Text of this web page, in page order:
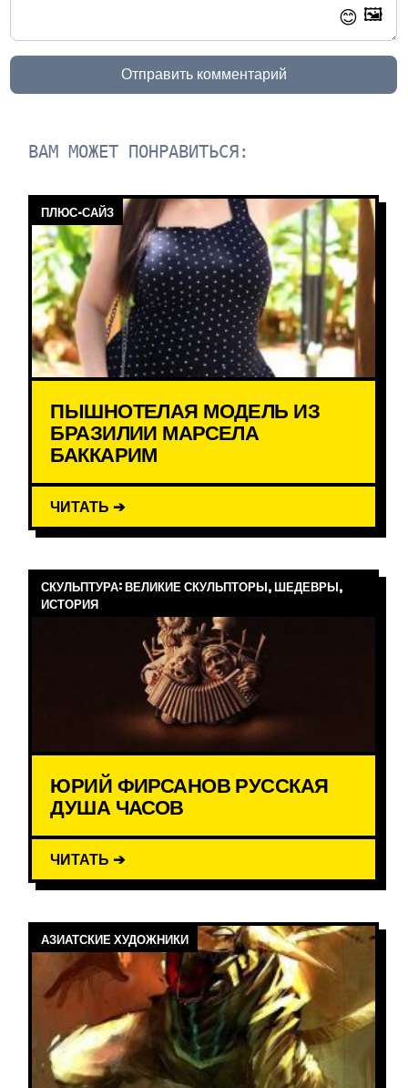
😊 🖼️
Отправить комментарий
ВАМ МОЖЕТ ПОНРАВИТЬСЯ:
ПЛЮС-САЙЗ
ПЫШНОТЕЛАЯ МОДЕЛЬ ИЗ
БРАЗИЛИИ МАРСЕЛА
БАККАРИМ
ЧИТАТЬ ➔
СКУЛЬПТУРА: ВЕЛИКИЕ СКУЛЬПТОРЫ, ШЕДЕВРЫ,
ИСТОРИЯ
ЮРИЙ ФИРСАНОВ РУССКАЯ
ДУША ЧАСОВ
ЧИТАТЬ ➔
АЗИАТСКИЕ ХУДОЖНИКИ